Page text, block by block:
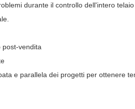
durante il controllo dell'intero
post-vendita
e parallela dei progetti per ottenere